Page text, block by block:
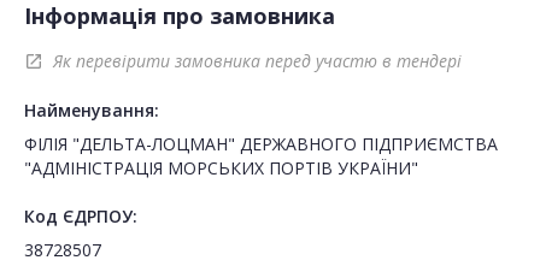
Інформація про замовника
open_in_new Як перевірити замовника перед участю в тендері
Найменування:
ФІЛІЯ "ДЕЛЬТА-ЛОЦМАН" ДЕРЖАВНОГО ПІДПРИЄМСТВА
"АДМІНІСТРАЦІЯ МОРСЬКИХ ПОРТІВ УКРАЇНИ"
Код ЄДРПОУ:
38728507